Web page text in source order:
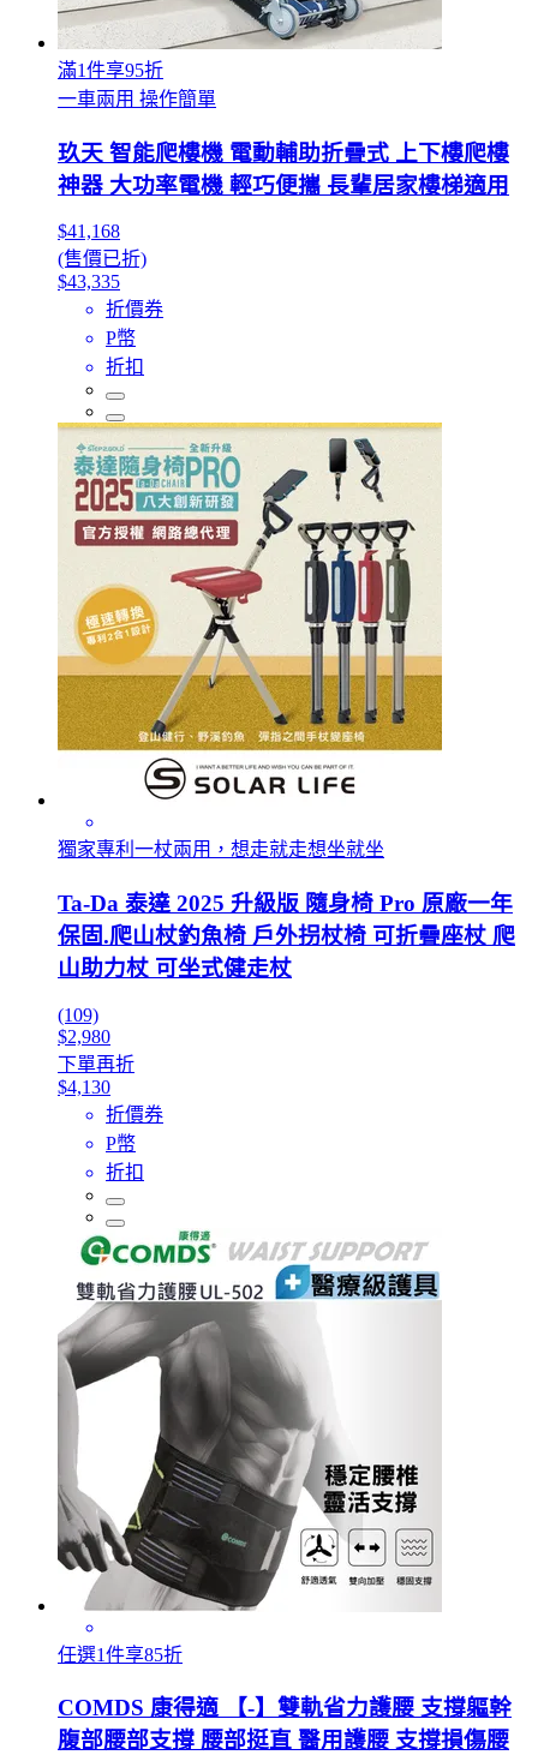
滿1件享95折
一車兩用 操作簡單
玖天 智能爬樓機 電動輔助折疊式 上下樓爬樓
神器 大功率電機 輕巧便攜 長輩居家樓梯適用
$41,168
(售價已折)
$43,335
折價券
P幣
折扣
獨家專利一杖兩用，想走就走想坐就坐
Ta-Da 泰達 2025 升級版 隨身椅 Pro 原廠一年
保固.爬山杖釣魚椅 戶外拐杖椅 可折疊座杖 爬
山助力杖 可坐式健走杖
(109)
$2,980
下單再折
$4,130
折價券
P幣
折扣
任選1件享85折
COMDS 康得適 【-】雙軌省力護腰 支撐軀幹
腹部腰部支撐 腰部挺直 醫用護腰 支撐損傷腰